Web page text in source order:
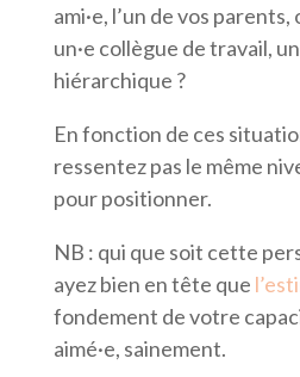
ami·e, l’un de vos
un·e collègue de travail,
hiérarchique ?
En fonction de ces
ressentez pas le même
pour positionner.
NB : qui que soit cette
ayez bien en tête que
fondement de votre
aimé·e, sainement.